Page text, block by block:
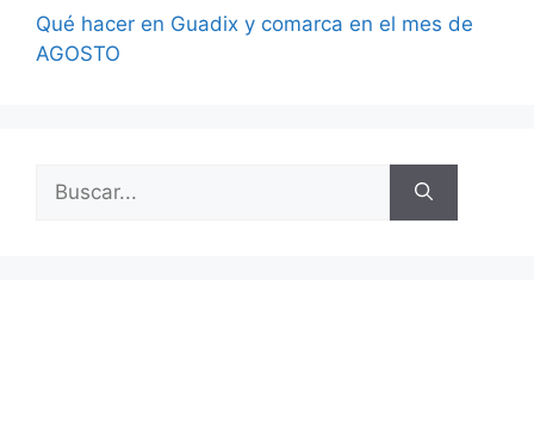
Qué hacer en Guadix y comarca en el mes de
AGOSTO
Buscar: